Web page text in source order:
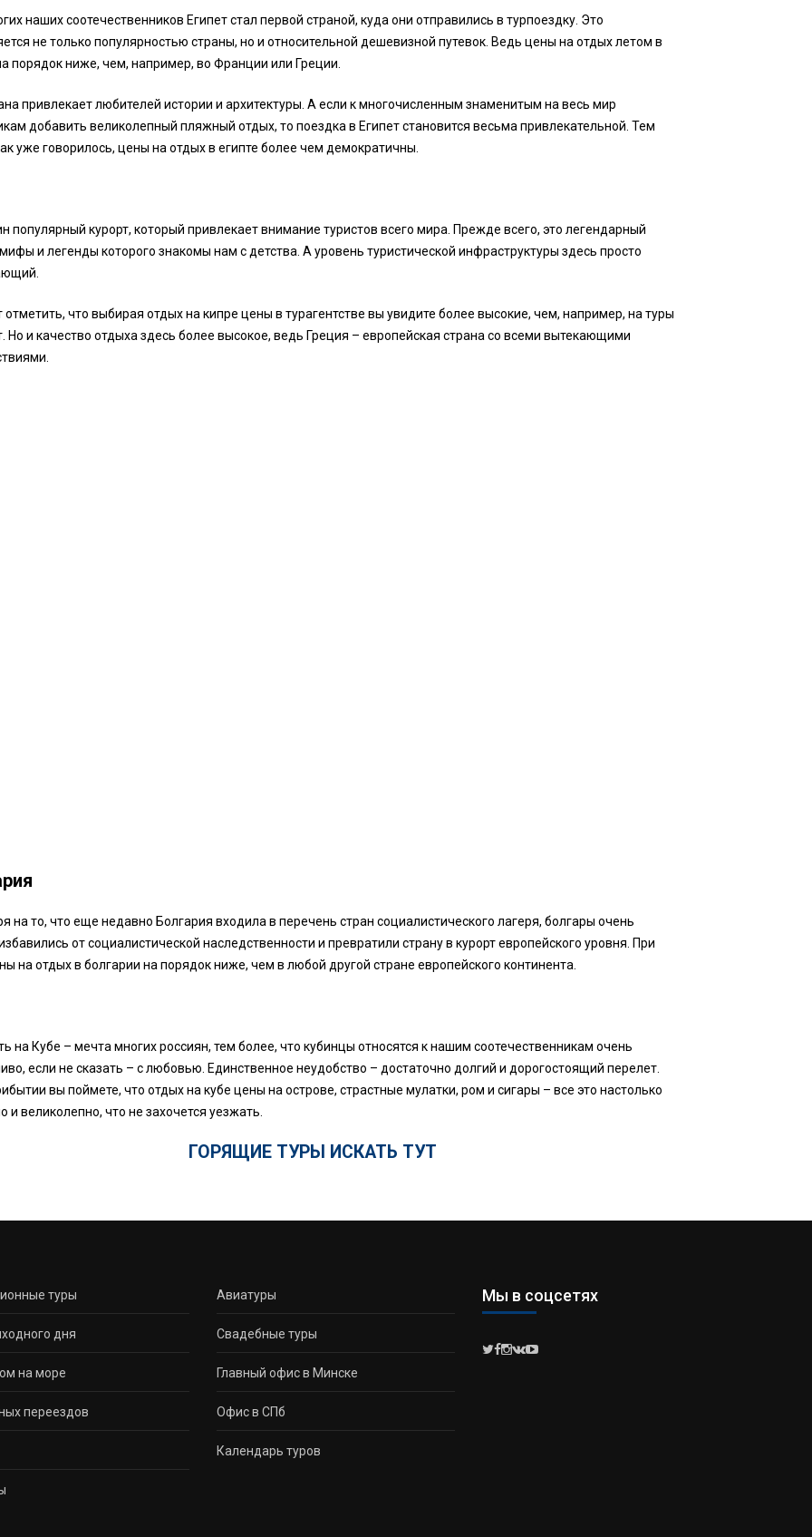
наших соотечественников Египет стал первой страной, куда они отправились в турпоездку. Это
не только популярностью страны, но и относительной дешевизной путевок. Ведь цены на отдых летом в
порядок ниже, чем, например, во Франции или Греции.
привлекает любителей истории и архитектуры. А если к многочисленным знаменитым на весь мир
добавить великолепный пляжный отдых, то поездка в Египет становится весьма привлекательной. Тем
уже говорилось, цены на отдых в египте более чем демократичны.
популярный курорт, который привлекает внимание туристов всего мира. Прежде всего, это легендарный
и легенды которого знакомы нам с детства. А уровень туристической инфраструктуры здесь просто
отметить, что выбирая отдых на кипре цены в турагентстве вы увидите более высокие, чем, например, на туры
Но и качество отдыха здесь более высокое, ведь Греция – европейская страна со всеми вытекающими
на то, что еще недавно Болгария входила в перечень стран социалистического лагеря, болгары очень
от социалистической наследственности и превратили страну в курорт европейского уровня. При
на отдых в болгарии на порядок ниже, чем в любой другой стране европейского континента.
на Кубе – мечта многих россиян, тем более, что кубинцы относятся к нашим соотечественникам очень
если не сказать – с любовью. Единственное неудобство – достаточно долгий и дорогостоящий перелет.
вы поймете, что отдых на кубе цены на острове, страстные мулатки, ром и сигары – все это настолько
и великолепно, что не захочется уезжать.
ГОРЯЩИЕ ТУРЫ ИСКАТЬ ТУТ
туры
дня
на море
переездов
Авиатуры
Свадебные туры
Главный офис в Минске
Офис в СПб
Календарь туров
Мы в соцсетях